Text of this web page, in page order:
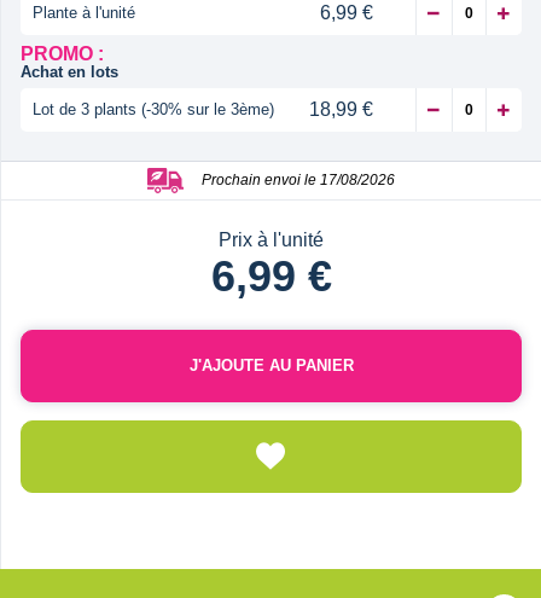
Plante à l'unité
6,99 €
PROMO :
Achat en lots
Lot de 3 plants (-30% sur le 3ème) 18,99 €
Prochain envoi le 17/08/2026
Prix à l'unité
6,99 €
J'AJOUTE AU PANIER